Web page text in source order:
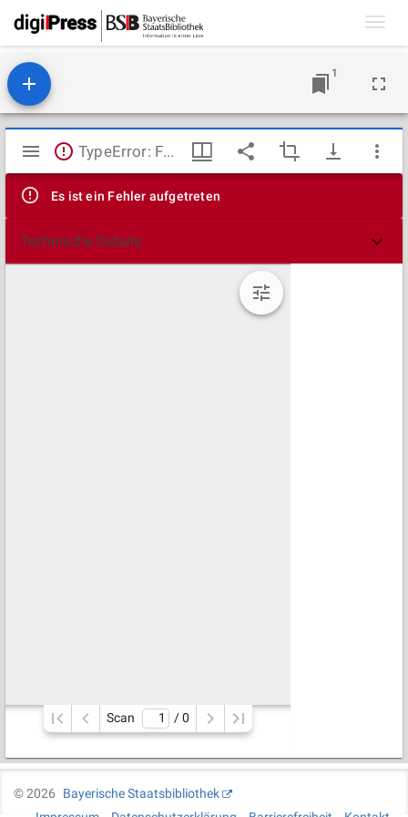
1
Mirador
Viewer
TypeError: Failed to fetch
Es ist ein Fehler aufgetreten
Technische Details
Scan / 0
©2026
Bayerische Staatsbibliothek